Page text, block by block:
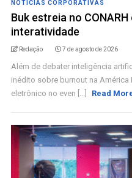
NOTÍCIAS CORPORATIVAS
Buk estreia no
interatividade
Redação 7 de agosto de 2026
Além de debater inteligência
inédito sobre burnout na
eletrônico no even [...]
Read